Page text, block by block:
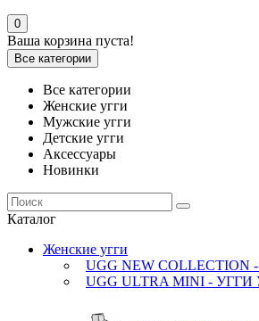
0
Ваша корзина пуста!
Все категории
Все категории
Женские угги
Мужские угги
Детские угги
Аксессуары
Новинки
Каталог
Женские угги
UGG NEW
UGG ULTRA MINI -